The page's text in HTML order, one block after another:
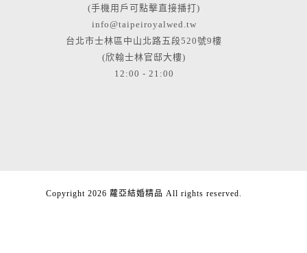
(手機用戶可點擊直接播打)
info@taipeiroyalwed.tw
台北市士林區中山北路五段520號9樓
(欣翰士林官邸大樓)
12:00 - 21:00
Copyright 2026 蘿亞結婚精品 All rights reserved.